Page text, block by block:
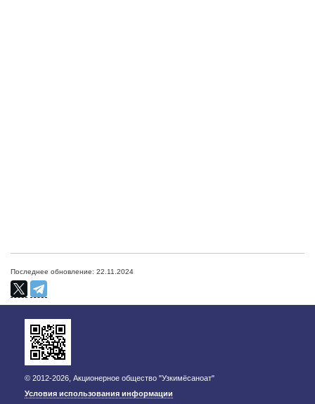
Последнее обновление: 22.11.2024
© 2012-2026, Акционерное общество "Узкимёсаноат"
Условия использования информации